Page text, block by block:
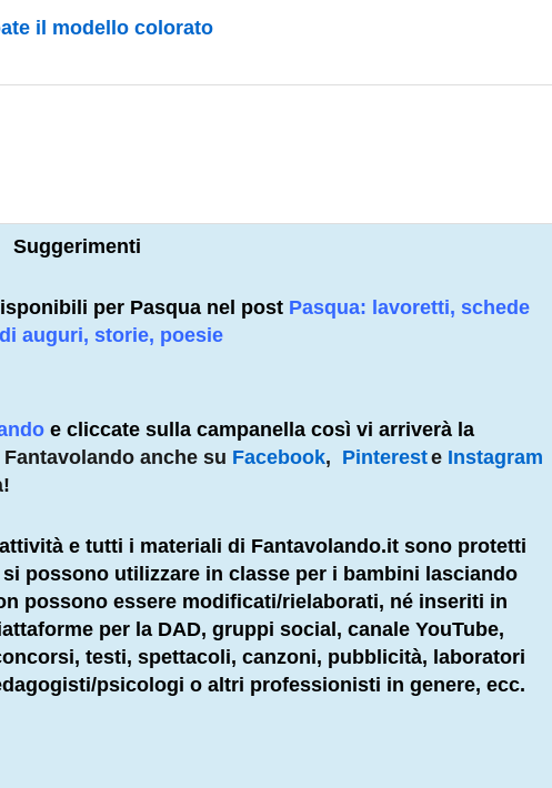
il modello colorato
Suggerimenti
per Pasqua nel post Pasqua: lavoretti, schede
auguri, storie, poesie
e cliccate sulla campanella così vi arriverà la
anche su Facebook, Pintereste Instagram
e tutti i materiali di Fantavolando.it sono protetti
possono utilizzare in classe per i bambini lasciando
possono essere modificati/rielaborati, né inseriti in
per la DAD, gruppi social, canale YouTube,
testi, spettacoli, canzoni, pubblicità, laboratori
/psicologi o altri professionisti in genere, ecc.